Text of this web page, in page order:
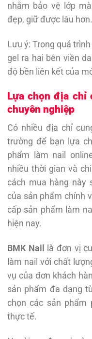
nhằm bảo vệ lớp
đẹp, giữ được lâu hơn.
Lưu ý: Trong quá
gel ra hai bên viền
độ bền liên kết của
Lựa chọn địa chỉ
chuyên nghiệp
Có nhiều địa chỉ
trường để bạn lựa
phẩm làm nail
nhiều thời gian và
cách mua hàng này
của sản phẩm chính
cấp sản phẩm làm
hiện nay.
BMK Nail
là đơn vị
làm nail với chất
vụ của đơn khách
sản phẩm đa dạng
chọn các sản phẩm
thực tế.